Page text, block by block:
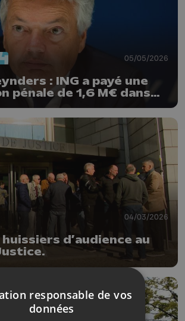
05/05/2026
: ING a payé une
pénale de 1,6 M€ dans
connexe
04/03/2026
d’audience au
responsable de vos
données